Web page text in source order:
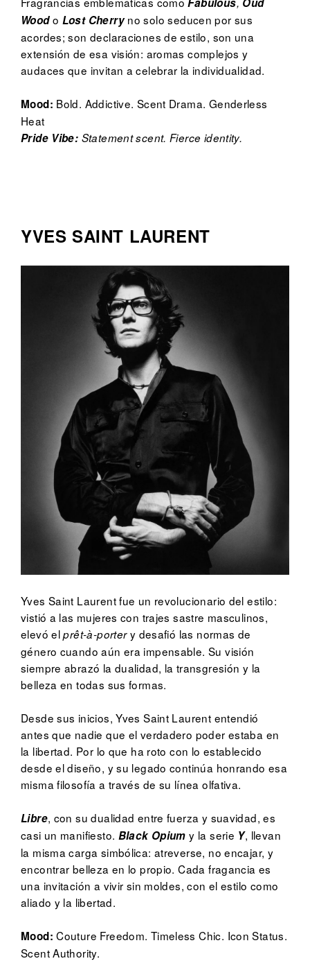
Wood o Lost Cherry no solo seducen por sus
acordes; son declaraciones de estilo, son una
extensión de esa visión: aromas complejos y
audaces que invitan a celebrar la individualidad.
Mood: Bold. Addictive. Scent Drama. Genderless
Heat
Pride Vibe: Statement scent. Fierce identity.
YVES SAINT LAURENT
Yves Saint Laurent fue un revolucionario del estilo:
vistió a las mujeres con trajes sastre masculinos,
elevó elprêt-à-portery desafió las normas de
género cuando aún era impensable. Su visión
siempre abrazó la dualidad, la transgresión y la
belleza en todas sus formas.
Desde sus inicios, Yves Saint Laurent entendió
antes que nadie que el verdadero poder estaba en
la libertad. Por lo que ha roto con lo establecido
desde el diseño, y su legado continúa honrando esa
misma filosofía a través de su línea olfativa.
Libre, con su dualidad entre fuerza y suavidad, es
casi un manifiesto. Black Opium y la serie Y, llevan
la misma carga simbólica: atreverse, no encajar, y
encontrar belleza en lo propio. Cada fragancia es
una invitación a vivir sin moldes, con el estilo como
aliado y la libertad.
Mood:Couture Freedom. Timeless Chic. Icon Status.
Scent Authority.